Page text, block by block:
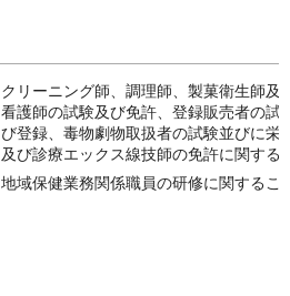
クリーニング師、調理師、製菓衛生師及
看護師の試験及び免許、登録販売者の試
び登録、毒物劇物取扱者の試験並びに栄
及び診療エックス線技師の免許に関する
地域保健業務関係職員の研修に関するこ